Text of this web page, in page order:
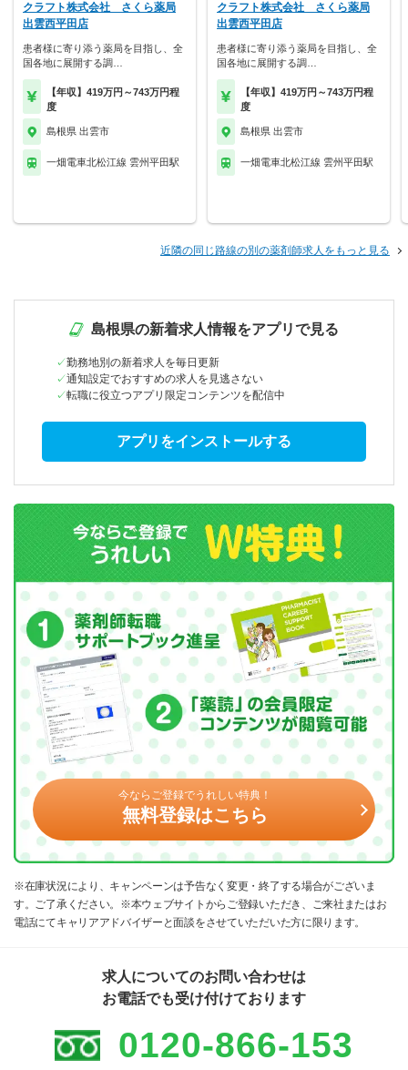
クラフト株式会社 さくら薬局
出雲西平田店
患者様に寄り添う薬局を目指し、全
国各地に展開する調…
【年収】419万円～743万円程
度
島根県 出雲市
一畑電車北松江線 雲州平田駅
クラフト株式会社 さくら薬局
出雲西平田店
患者様に寄り添う薬局を目指し、全
国各地に展開する調…
【年収】419万円～743万円程
度
島根県 出雲市
一畑電車北松江線 雲州平田駅
近隣の同じ路線の別の薬剤師求人をもっと見る
島根県の新着求人情報をアプリで見る
勤務地別の新着求人を毎日更新
通知設定でおすすめの求人を見逃さない
転職に役立つアプリ限定コンテンツを配信中
アプリをインストールする
今ならご登録でうれしい特典！
無料登録はこちら
※在庫状況により、キャンペーンは予告なく変更・終了する場合がございま
す。ご了承ください。※本ウェブサイトからご登録いただき、ご来社またはお
電話にてキャリアアドバイザーと面談をさせていただいた方に限ります。
求人についてのお問い合わせは
お電話でも受け付けております
0120-866-153